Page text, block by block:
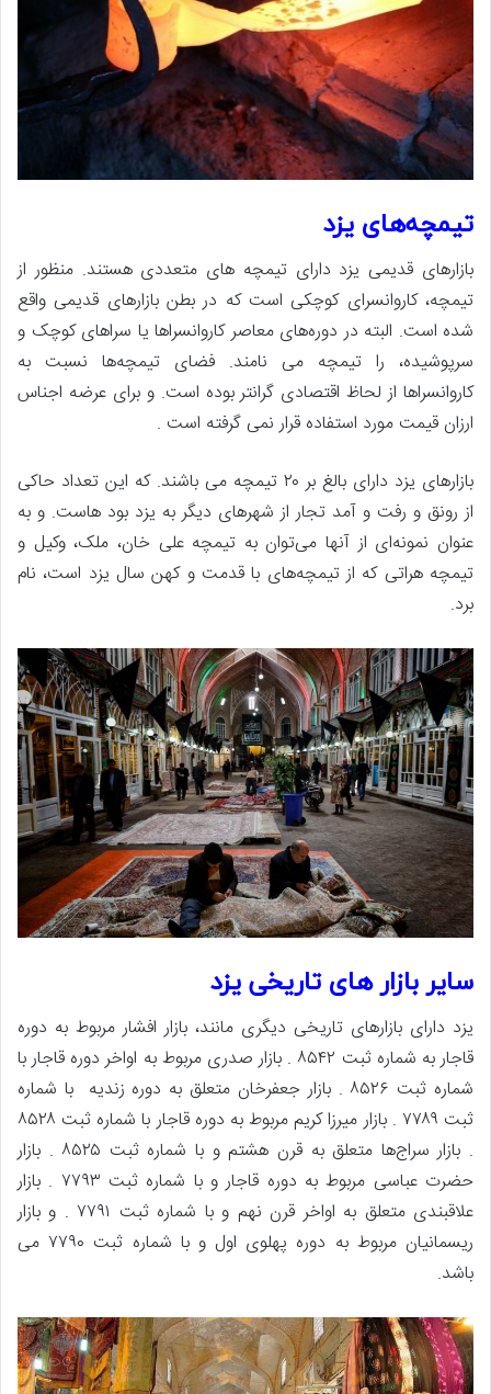
تیمچه‌های یزد
بازارهای قدیمی یزد دارای تیمچه‌ های متعددی هستند. منظور از
تیمچه، کاروانسرای کوچکی است که در بطن بازارهای قدیمی واقع
شده است. البته در دوره‌های معاصر کاروانسراها یا سراهای کوچک و
سرپوشیده، را تیمچه می نامند. فضای تیمچه‌ها نسبت به
کاروانسراها از لحاظ اقتصادی گرانتر بوده است. و برای عرضه اجناس
ارزان قیمت مورد استفاده قرار نمی گرفته است .
بازارهای یزد دارای بالغ بر ۲۰ تیمچه می باشند. که این تعداد حاکی
از رونق و رفت و آمد تجار از شهرهای دیگر به یزد بود هاست. و به
عنوان نمونه‌ای از آنها می‌توان به تیمچه علی خان، ملک، وکیل و
تیمچه هراتی که از تیمچه‌های با قدمت و کهن سال یزد است، نام
برد.
سایر بازار های تاریخی یزد
یزد دارای بازارهای تاریخی دیگری مانند، بازار افشار مربوط به دوره
قاجار به شماره ثبت ۸۵۴۲ . بازار صدری مربوط به اواخر دوره قاجار با
شماره ثبت ۸۵۲۶ . بازار جعفرخان متعلق به دوره زندیه با شماره
ثبت ۷۷۸۹ . بازار میرزا کریم مربوط به دوره قاجار با شماره ثبت ۸۵۲۸
. بازار سراج‌ها متعلق به قرن هشتم و با شماره ثبت ۸۵۲۵ . بازار
حضرت عباسی مربوط به دوره قاجار و با شماره ثبت ۷۷۹۳ . بازار
علاقبندی متعلق به اواخر قرن نهم و با شماره ثبت ۷۷۹۱ . و بازار
ریسمانیان مربوط به دوره پهلوی اول و با شماره ثبت ۷۷۹۰ می
باشد.